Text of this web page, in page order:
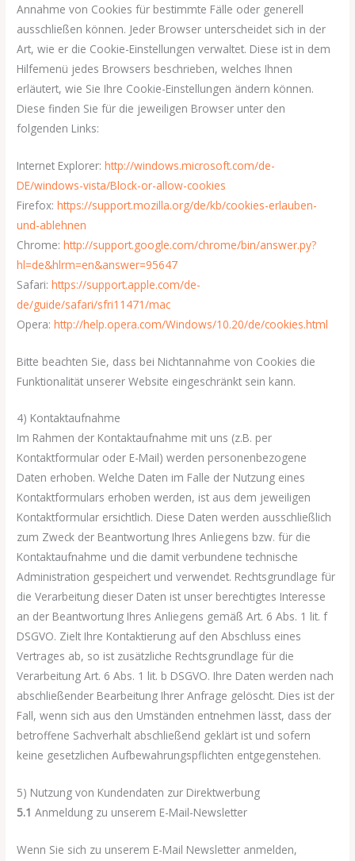
Annahme von Cookies für bestimmte Fälle oder generell
ausschließen können. Jeder Browser unterscheidet sich in der
Art, wie er die Cookie-Einstellungen verwaltet. Diese ist in dem
Hilfemenü jedes Browsers beschrieben, welches Ihnen
erläutert, wie Sie Ihre Cookie-Einstellungen ändern können.
Diese finden Sie für die jeweiligen Browser unter den
folgenden Links:
Internet Explorer:http://windows.microsoft.com/de-
DE/windows-vista/Block-or-allow-cookies
Firefox:https://support.mozilla.org/de/kb/cookies-erlauben-
und-ablehnen
Chrome:http://support.google.com/chrome/bin/answer.py?
hl=de&hlrm=en&answer=95647
Safari:https://support.apple.com/de-
de/guide/safari/sfri11471/mac
Opera:http://help.opera.com/Windows/10.20/de/cookies.html
Bitte beachten Sie, dass bei Nichtannahme von Cookies die
Funktionalität unserer Website eingeschränkt sein kann.
4) Kontaktaufnahme
Im Rahmen der Kontaktaufnahme mit uns (z.B. per
Kontaktformular oder E-Mail) werden personenbezogene
Daten erhoben. Welche Daten im Falle der Nutzung eines
Kontaktformulars erhoben werden, ist aus dem jeweiligen
Kontaktformular ersichtlich. Diese Daten werden ausschließlich
zum Zweck der Beantwortung Ihres Anliegens bzw. für die
Kontaktaufnahme und die damit verbundene technische
Administration gespeichert und verwendet. Rechtsgrundlage für
die Verarbeitung dieser Daten ist unser berechtigtes Interesse
an der Beantwortung Ihres Anliegens gemäß Art. 6 Abs. 1 lit. f
DSGVO. Zielt Ihre Kontaktierung auf den Abschluss eines
Vertrages ab, so ist zusätzliche Rechtsgrundlage für die
Verarbeitung Art. 6 Abs. 1 lit. b DSGVO. Ihre Daten werden nach
abschließender Bearbeitung Ihrer Anfrage gelöscht. Dies ist der
Fall, wenn sich aus den Umständen entnehmen lässt, dass der
betroffene Sachverhalt abschließend geklärt ist und sofern
keine gesetzlichen Aufbewahrungspflichten entgegenstehen.
5) Nutzung von Kundendaten zur Direktwerbung
5.1 Anmeldung zu unserem E-Mail-Newsletter
Wenn Sie sich zu unserem E-Mail Newsletter anmelden,